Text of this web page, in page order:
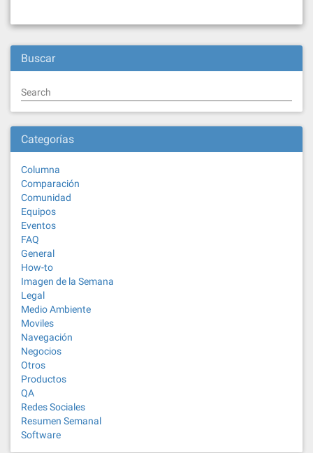
Buscar
Search
Categorías
Columna
Comparación
Comunidad
Equipos
Eventos
FAQ
General
How-to
Imagen de la Semana
Legal
Medio Ambiente
Moviles
Navegación
Negocios
Otros
Productos
QA
Redes Sociales
Resumen Semanal
Software